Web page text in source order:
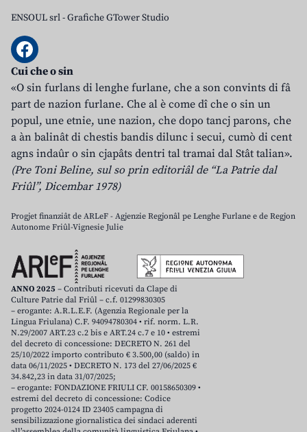
ENSOUL srl-Grafiche GTower Studio
Cui che o sin
«O sin furlans di lenghe furlane, che a son convints di fâ
part de nazion furlane. Che al è come dî che o sin un
popul, une etnie, une nazion, che dopo tancj parons, che
a àn balinât di chestis bandis dilunc i secui, cumò di cent
agns indaûr o sin cjapâts dentri tal tramai dal Stât talian».
(Pre Toni Beline, sul so prin editoriâl de “La Patrie dal
Friûl”, Dicembar 1978)
Progjet finanziât de ARLeF - Agjenzie Regjonâl pe Lenghe Furlane e de Regjon
Autonome Friûl-Vignesie Julie
ANNO 2025 – Contributi ricevuti da Clape di
Culture Patrie dal Friûl – c.f. 01299830305
– erogante: A.R.L.E.F. (Agenzia Regionale per la
Lingua Friulana) C.F. 94094780304 • rif. norm. L.R.
N.29/2007 ART.23 c.2 bis e ART.24 c.7 e 10 • estremi
del decreto di concessione: DECRETO N. 261 del
25/10/2022 importo contributo € 3.500,00 (saldo) in
data 06/11/2025 • DECRETO N. 173 del 27/06/2025 €
34.842,23 in data 31/07/2025;
– erogante: FONDAZIONE FRIULI CF. 00158650309 •
estremi del decreto di concessione: Codice
progetto 2024-0124 ID 23405 campagna di
sensibilizzazione giornalistica dei sindaci aderenti